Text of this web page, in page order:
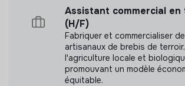
Assistant commercial en
(H/F)
Fabriquer et commercialiser
artisanaux de brebis de
l'agriculture locale et
promouvant un modèle
équitable.